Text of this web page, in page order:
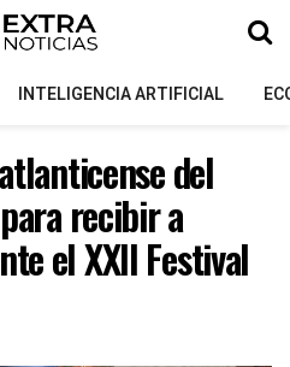
INTELIGENCIA ARTIFICIAL
del
recibir a
el XXII Festival